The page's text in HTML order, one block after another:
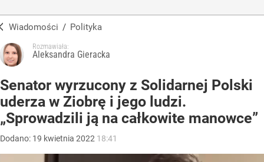
Wiadomości / Polityka
Rozmawiała:
Aleksandra Gieracka
Senator wyrzucony z Solidarnej Polski
uderza w Ziobrę i jego ludzi.
„Sprowadzili ją na całkowite manowce”
Dodano: 19 kwietnia 2022 18:41